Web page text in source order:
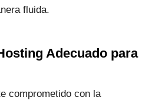
fluida.
Adecuado para
comprometido con la